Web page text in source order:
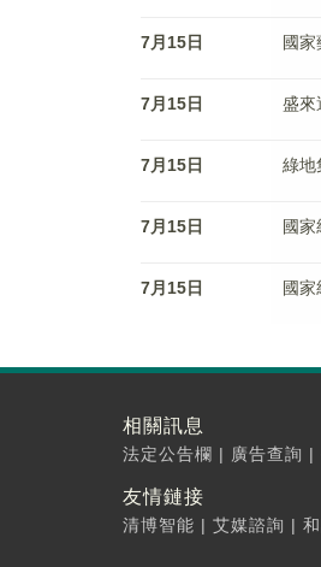
7月15日 國
7月15日 盛來
7月15日 綠地
7月15日 國
7月15日 國
相關訊息
法定公告欄 | 廣告查詢 |
友情鏈接
清博智能 | 艾媒諮詢 |